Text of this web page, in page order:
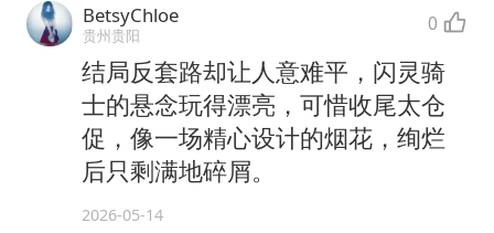
BetsyChloe
贵州贵阳 0
结局反套路却让人意难平，闪灵骑
士的悬念玩得漂亮，可惜收尾太仓
促，像一场精心设计的烟花，绚烂
后只剩满地碎屑。
2026-05-14